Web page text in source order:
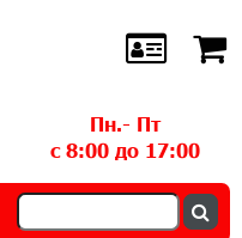
Пн.- Пт
с 8:00 до 17:00